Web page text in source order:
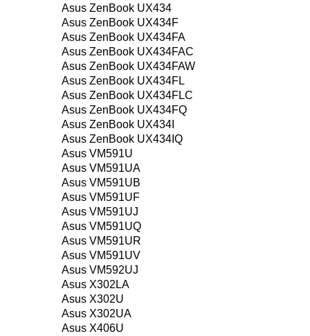
Asus ZenBook UX434
Asus ZenBook UX434F
Asus ZenBook UX434FA
Asus ZenBook UX434FAC
Asus ZenBook UX434FAW
Asus ZenBook UX434FL
Asus ZenBook UX434FLC
Asus ZenBook UX434FQ
Asus ZenBook UX434I
Asus ZenBook UX434IQ
Asus VM591U
Asus VM591UA
Asus VM591UB
Asus VM591UF
Asus VM591UJ
Asus VM591UQ
Asus VM591UR
Asus VM591UV
Asus VM592UJ
Asus X302LA
Asus X302U
Asus X302UA
Asus X406U